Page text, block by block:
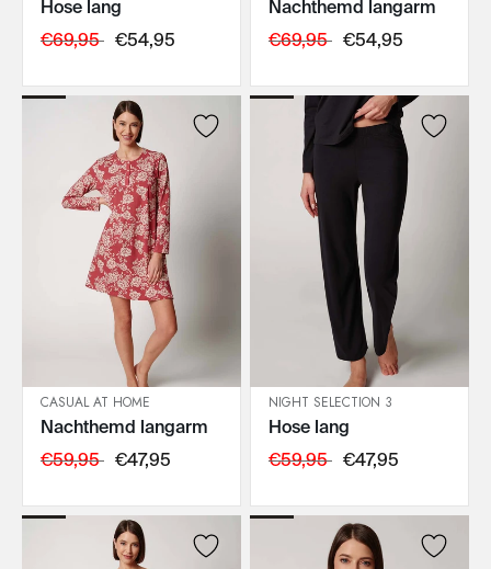
IN DEN WARENKORB
Hose lang
€69,95 €54,95
IN DEN WARENKORB
Nachthemd langarm
€69,95 €54,95
IN DEN WARENKORB
CASUAL AT HOME
Nachthemd langarm
€59,95 €47,95
IN DEN WARENKORB
NIGHT SELECTION 3
Hose lang
€59,95 €47,95